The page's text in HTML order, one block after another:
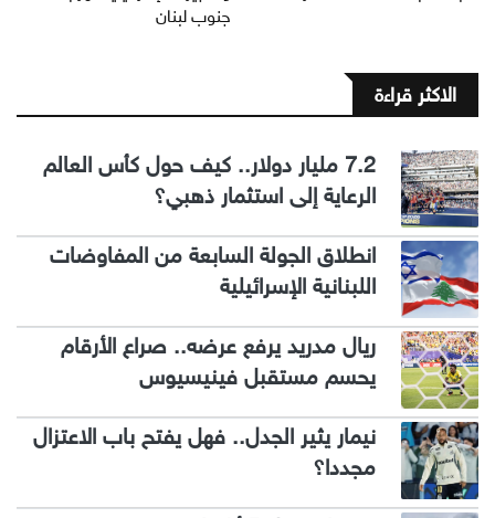
جنوب لبنان
الاكثر قراءة
7.2 مليار دولار.. كيف حول كأس العالم
الرعاية إلى استثمار ذهبي؟
انطلاق الجولة السابعة من المفاوضات
اللبنانية الإسرائيلية
ريال مدريد يرفع عرضه.. صراع الأرقام
يحسم مستقبل فينيسيوس
نيمار يثير الجدل.. فهل يفتح باب الاعتزال
مجددا؟